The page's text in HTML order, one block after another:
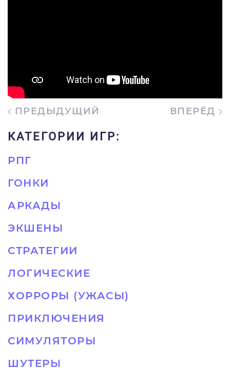
ПРЕДЫДУЩИЙ ВПЕРЁД
КАТЕГОРИИ ИГР:
РПГ
ГОНКИ
АРКАДЫ
ЭКШЕНЫ
СТРАТЕГИИ
ЛОГИЧЕСКИЕ
ХОРРОРЫ (УЖАСЫ)
ПРИКЛЮЧЕНИЯ
СИМУЛЯТОРЫ
ШУТЕРЫ